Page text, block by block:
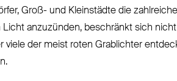
Groß- und Kleinstädte die
Licht anzuzünden, beschränkt sich
viele der meist roten Grablichter